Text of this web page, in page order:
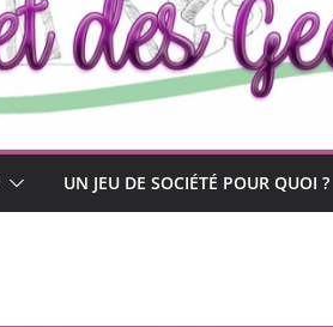
UN JEU DE SOCIÉTÉ POUR QUOI ?